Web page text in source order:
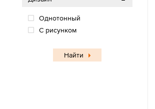
Однотонный
С рисунком
Найти